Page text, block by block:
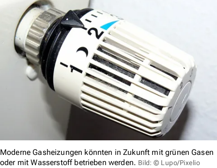
Moderne Gasheizungen könnten in Zukunft mit grünen Gasen
oder mit Wasserstoff betrieben werden. Bild: © Lupo/Pixelio